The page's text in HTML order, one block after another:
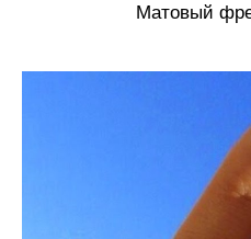
Матовый